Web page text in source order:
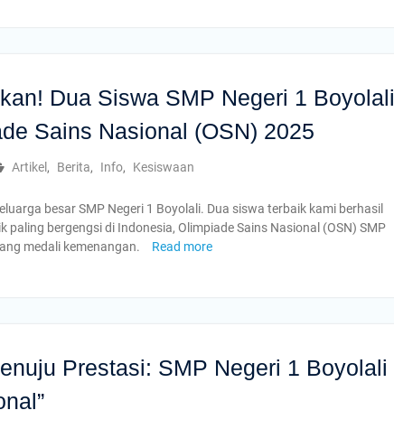
Dua Siswa SMP Negeri 1 Boyolali
Sains Nasional (OSN) 2025
Artikel , Berita, Info, Kesiswaan
besar SMP Negeri 1 Boyolali. Dua siswa terbaik kami berhasil
bergengsi di Indonesia, Olimpiade Sains Nasional (OSN) SMP
medali kemenangan.
Read more
Prestasi: SMP Negeri 1 Boyolali